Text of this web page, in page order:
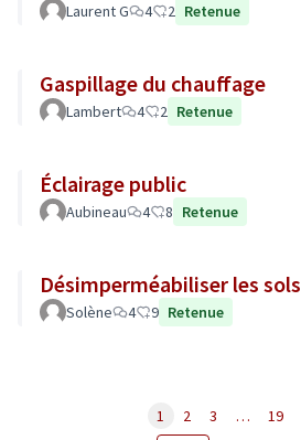
Laurent G 4 2 Retenue
Gaspillage du chauffage
Lambert 4 2 Retenue
Éclairage public
Aubineau 4 8 Retenue
Désimperméabiliser les sols
Solène 4 9 Retenue
1 2 3 … 19